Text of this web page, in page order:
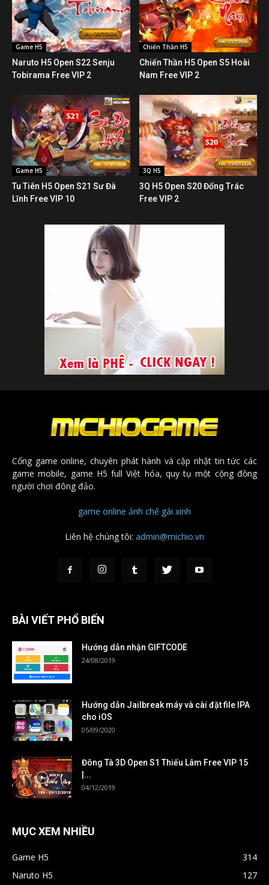
Game H5
Naruto H5 Open S22 Senju
Tobirama Free VIP 2
Chiến Thần H5
Chiến Thần H5 Open S5 Hoài
Nam Free VIP 2
Game H5
Tu Tiên H5 Open S21 Sư Đà
Lĩnh Free VIP 10
3Q H5
3Q H5 Open S20 Đổng Trác
Free VIP 2
Cổng game online, chuyên phát hành và cập nhật tin tức các
game mobile, game H5 full Việt hóa, quy tụ một cộng đồng
người chơi đông đảo.
game online ảnh chế gái xinh
Liên hệ chúng tôi: admin@michio.vn
BÀI VIẾT PHỔ BIẾN
Hướng dẫn nhận GIFTCODE
24/08/2019
Hướng dẫn Jailbreak máy và cài đặt file IPA
cho iOS
05/09/2020
Đông Tà 3D Open S1 Thiếu Lâm Free VIP 15
|...
04/12/2019
MỤC XEM NHIỀU
Game H5
314
Naruto H5
127